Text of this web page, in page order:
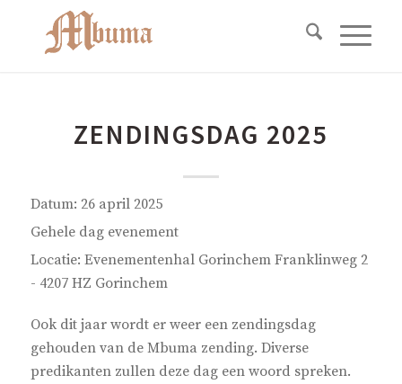
ZENDINGSDAG 2025
Datum: 26 april 2025
Gehele dag evenement
Locatie: Evenementenhal Gorinchem Franklinweg 2
- 4207 HZ Gorinchem
Ook dit jaar wordt er weer een zendingsdag
gehouden van de Mbuma zending. Diverse
predikanten zullen deze dag een woord spreken.